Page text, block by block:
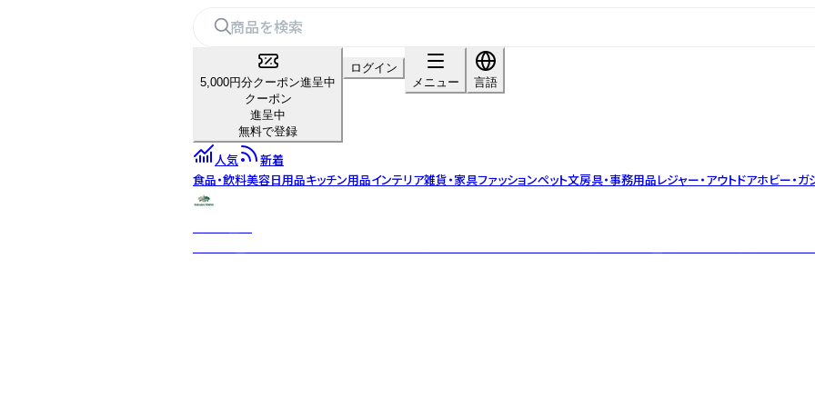
5,000円分クーポン進呈中
クーポン
進呈中
無料で登録
ログイン
メニュー
言語
人気
新着
食品・飲料美容日用品キッチン用品インテリア雑貨・家具ファッションペット文房具・事務用品レジャー・アウトドアホビー・ガ